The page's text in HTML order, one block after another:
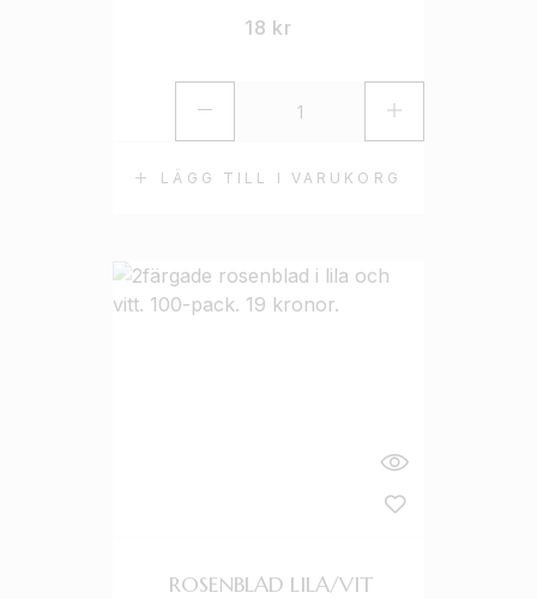
LÄGG TILL I VARUKORG
18 kr
ROSENBLAD LILA/VIT